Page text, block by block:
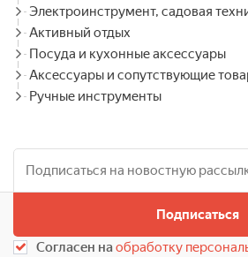
Электроинструмент, садовая
Активный отдых
Посуда и кухонные аксессуары
Аксессуары и сопутствующие
Ручные инструменты
Подписаться
Согласен наобработку